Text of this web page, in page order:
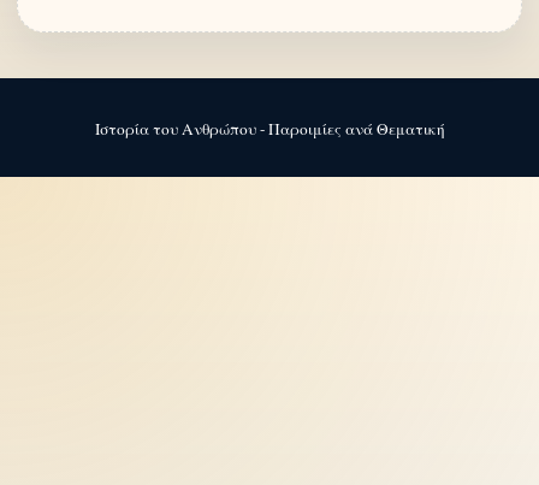
Ιστορία του Ανθρώπου - Παροιμίες ανά Θεματική